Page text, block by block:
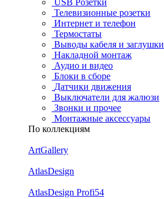
Телевизионные розетки
Интернет и телефон
Термостаты
Выводы кабеля и заглушки
Накладной монтаж
Аудио и видео
Блоки в сборе
Датчики движения
Выключатели для жалюзи
Звонки и прочее
Монтажные аксессуары
По коллекциям
ArtGallery
AtlasDesign
AtlasDesign Profi54